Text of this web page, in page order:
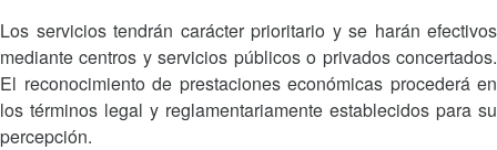
Los servicios tendrán carácter prioritario y se harán efectivos
mediante centros y servicios públicos o privados concertados.
El reconocimiento de prestaciones económicas procederá en
los términos legal y reglamentariamente establecidos para su
percepción.